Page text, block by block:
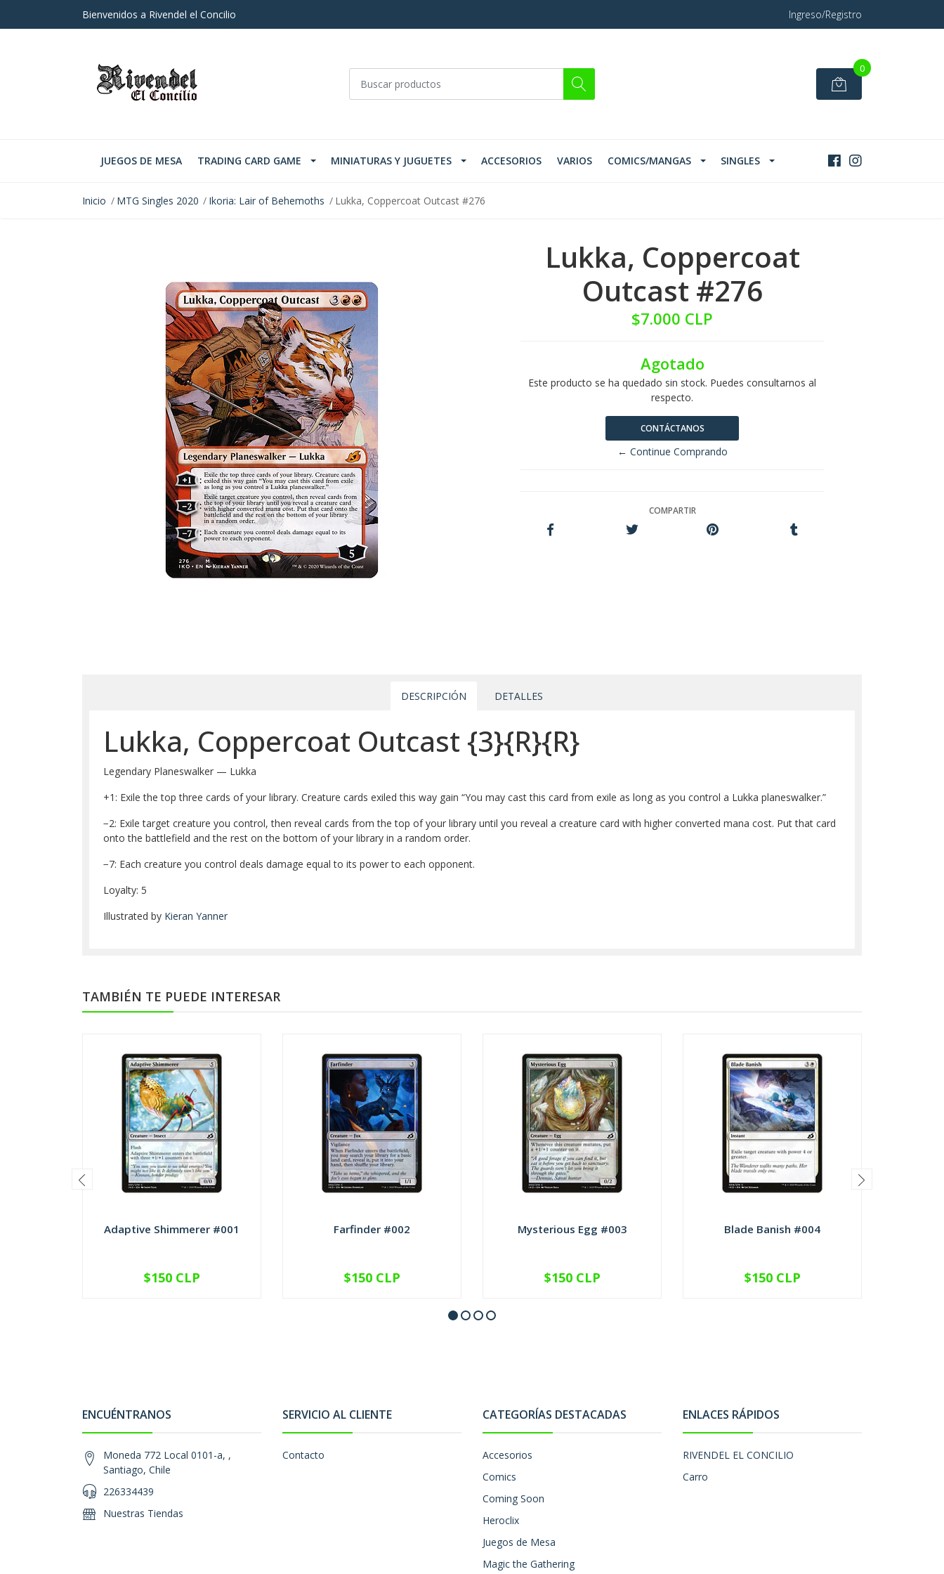
Bienvenidos a Rivendel el Concilio Ingreso/Registro
0
JUEGOS DE MESA TRADING CARD GAME MINIATURAS Y JUGUETES ACCESORIOS VARIOS COMICS/MANGAS SINGLES
Inicio MTG Singles 2020 Ikoria: Lair of Behemoths Lukka, Coppercoat Outcast #276
Lukka, Coppercoat
Outcast #276
$7.000 CLP
Agotado
Este producto se ha quedado sin stock. Puedes consultarnos al
respecto.
CONTÁCTANOS
← Continue Comprando
COMPARTIR
DESCRIPCIÓN DETALLES
Lukka, Coppercoat Outcast {3}{R}{R}
Legendary Planeswalker — Lukka
+1: Exile the top three cards of your library. Creature cards exiled this way gain “You may cast this card from exile as long as you control a Lukka planeswalker.”
−2: Exile target creature you control, then reveal cards from the top of your library until you reveal a creature card with higher converted mana cost. Put that card
onto the battlefield and the rest on the bottom of your library in a random order.
−7: Each creature you control deals damage equal to its power to each opponent.
Loyalty: 5
Illustrated by Kieran Yanner
TAMBIÉN TE PUEDE INTERESAR
Adaptive Shimmerer #001
VER OPCIONES
$150 CLP
Farfinder #002
VER OPCIONES
$150 CLP
Mysterious Egg #003
VER OPCIONES
$150 CLP
Blade Banish #004
VER OPCIONES
$150 CLP
ENCUÉNTRANOS
Moneda 772 Local 0101-a, ,
Santiago, Chile
226334439
Nuestras Tiendas
SERVICIO AL CLIENTE
Contacto
CATEGORÍAS DESTACADAS
Accesorios
Comics
Coming Soon
Heroclix
Juegos de Mesa
Magic the Gathering
ENLACES RÁPIDOS
RIVENDEL EL CONCILIO
Carro